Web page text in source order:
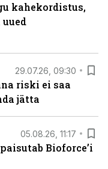
kahekordistus,
29.07.26, 09:30
riski ei saa
jätta
05.08.26, 11:17
Bioforce’i